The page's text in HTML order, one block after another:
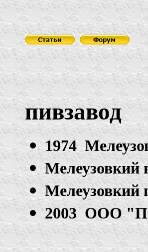
пивзавод
1974
Мелеузовкий
Мелеузовкий
2003 ООО